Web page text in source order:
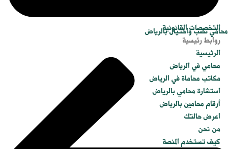
محامي نصب واحتيال بالرياض
التخصصات القانونية
روابط رئيسية
الرئيسية
محامي في الرياض
مكاتب محاماة في الرياض
استشارة محامي بالرياض
أرقام محامين بالرياض
اعرض حالتك
من نحن
كيف تستخدم المنصة